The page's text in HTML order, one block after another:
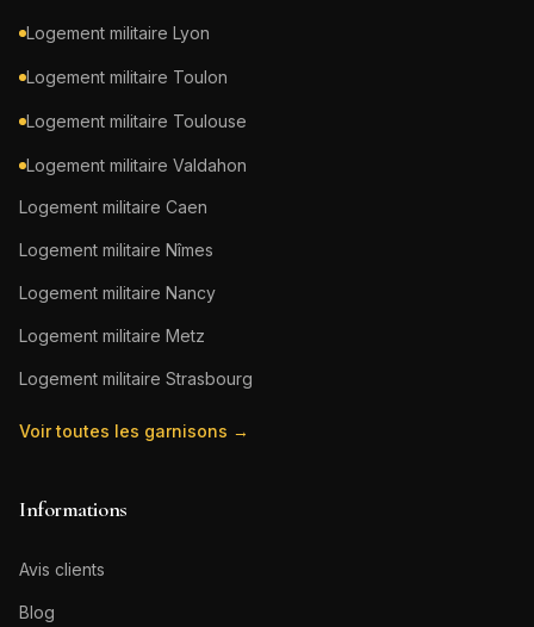
Logement militaire Lyon
Logement militaire Toulon
Logement militaire Toulouse
Logement militaire Valdahon
Logement militaire Caen
Logement militaire Nîmes
Logement militaire Nancy
Logement militaire Metz
Logement militaire Strasbourg
Voir toutes les garnisons →
Informations
Avis clients
Blog